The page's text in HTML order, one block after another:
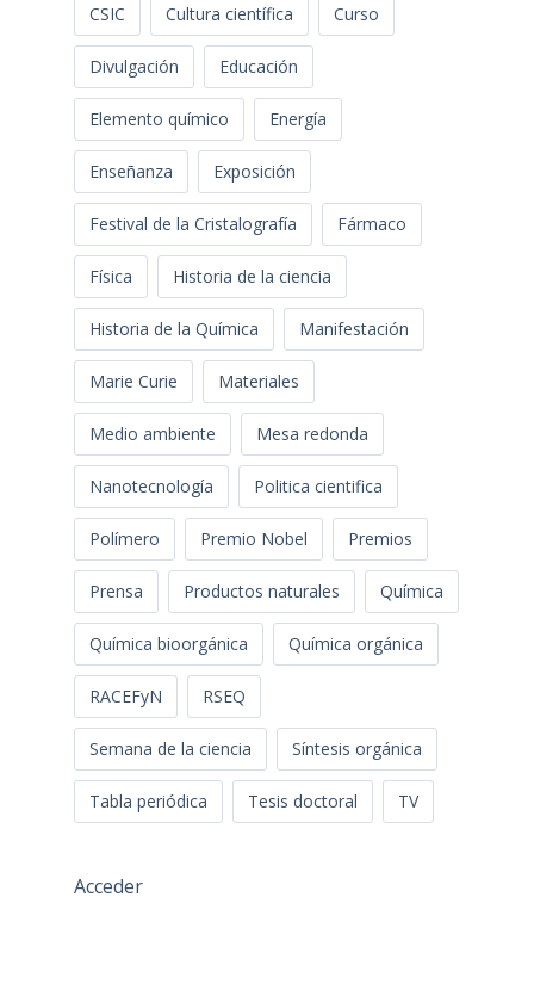
CSIC Cultura científica Curso
Divulgación Educación
Elemento químico Energía
Enseñanza Exposición
Festival de la Cristalografía Fármaco
Física Historia de la ciencia
Historia de la Química Manifestación
Marie Curie Materiales
Medio ambiente Mesa redonda
Nanotecnología Politica cientifica
Polímero Premio Nobel Premios
Prensa Productos naturales Química
Química bioorgánica Química orgánica
RACEFyN RSEQ
Semana de la ciencia Síntesis orgánica
Tabla periódica Tesis doctoral TV
Acceder